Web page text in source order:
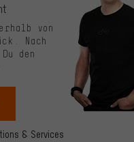
& Services
von
Nach
den